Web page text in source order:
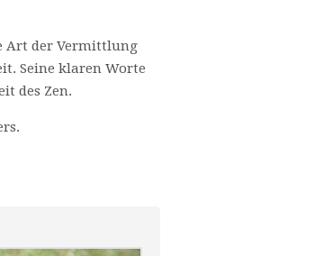
Art der Vermittlung
Seine klaren Worte
des Zen.